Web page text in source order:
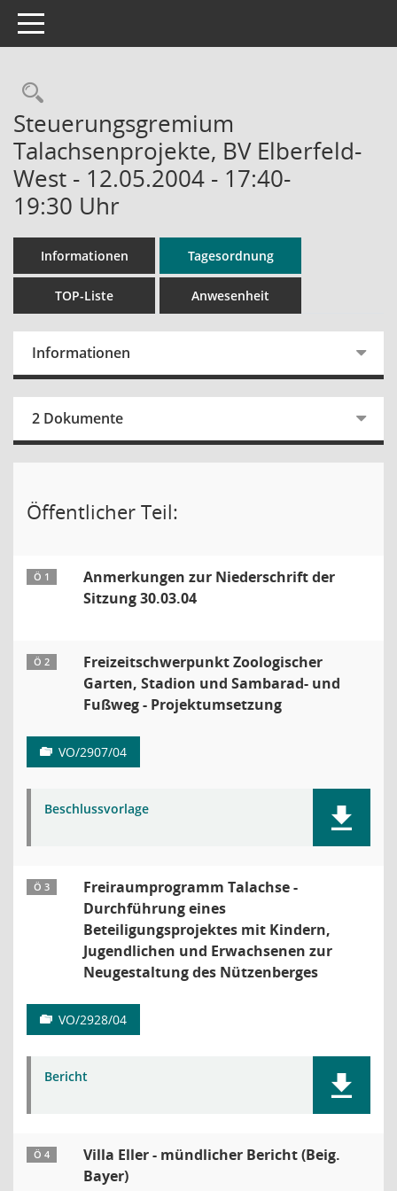
Toggle navigation
Rechercheauswahl
Steuerungsgremium
Talachsenprojekte, BV Elberfeld-
West - 12.05.2004 - 17:40-
19:30 Uhr
Informationen Tagesordnung
TOP-Liste Anwesenheit
Informationen
2 Dokumente
Öffentlicher Teil:
Ö 1
Anmerkungen zur Niederschrift der
Sitzung 30.03.04
Ö 2
Freizeitschwerpunkt Zoologischer
Garten, Stadion und Sambarad- und
Fußweg - Projektumsetzung
VO/2907/04
Beschlussvorlage
Ö 3
Freiraumprogramm Talachse -
Durchführung eines
Beteiligungsprojektes mit Kindern,
Jugendlichen und Erwachsenen zur
Neugestaltung des Nützenberges
VO/2928/04
Bericht
Ö 4
Villa Eller - mündlicher Bericht (Beig.
Bayer)